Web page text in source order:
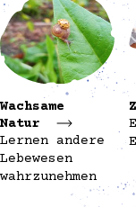
Wachsame
Natur
Lernen andere
Lebewesen
wahrzunehmen